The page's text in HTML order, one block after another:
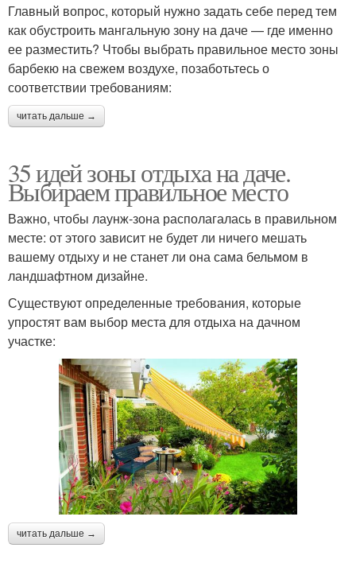
Главный вопрос, который нужно задать себе перед тем
как обустроить мангальную зону на даче — где именно
ее разместить? Чтобы выбрать правильное место зоны
барбекю на свежем воздухе, позаботьтесь о
соответствии требованиям:
читать дальше →
35 идей зоны отдыха на даче.
Выбираем правильное место
Важно, чтобы лаунж-зона располагалась в правильном
месте: от этого зависит не будет ли ничего мешать
вашему отдыху и не станет ли она сама бельмом в
ландшафтном дизайне.
Существуют определенные требования, которые
упростят вам выбор места для отдыха на дачном
участке:
читать дальше →